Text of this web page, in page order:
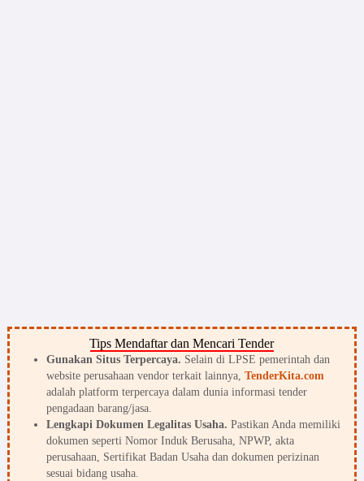
Tips Mendaftar dan Mencari Tender
Gunakan Situs Terpercaya. Selain di LPSE pemerintah dan
website perusahaan vendor terkait lainnya, TenderKita.com
adalah platform terpercaya dalam dunia informasi tender
pengadaan barang/jasa.
Lengkapi Dokumen Legalitas Usaha. Pastikan Anda memiliki
dokumen seperti Nomor Induk Berusaha, NPWP, akta
perusahaan, Sertifikat Badan Usaha dan dokumen perizinan
sesuai bidang usaha.